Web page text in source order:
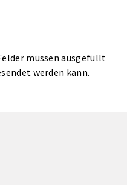
müssen ausgefüllt
werden kann.